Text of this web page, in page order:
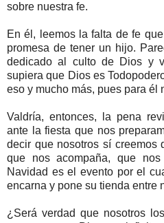
sobre nuestra fe.
En él, leemos la falta de fe
promesa de tener un hijo.
dedicado al culto de Dios y
supiera que Dios es
eso y mucho más, pues para él
Valdría, entonces, la pena
ante la fiesta que nos
decir que nosotros sí creemos
que nos acompaña, que
Navidad es el evento por el
encarna y pone su tienda entre
¿Será verdad que nosotros